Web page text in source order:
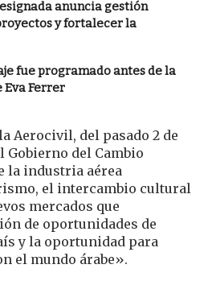
anuncia gestión
y fortalecer la
fue programado antes de la
Eva Ferrer
Aerocivil, del pasado 2 de
Gobierno del Cambio
la industria aérea
el intercambio cultural
mercados que
de oportunidades de
y la oportunidad para
el mundo árabe».